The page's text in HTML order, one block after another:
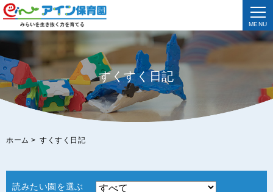
MENU
すくすく日記
ホーム > すくすく日記
読みたい園を選ぶ